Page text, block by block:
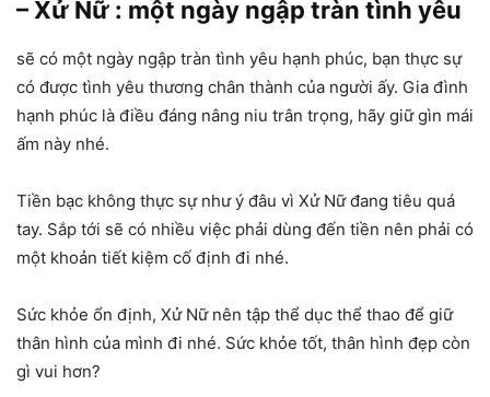
– Xử Nữ : một ngày ngập tràn tình yêu
sẽ có một ngày ngập tràn tình yêu hạnh phúc, bạn thực sự
có được tình yêu thương chân thành của người ấy. Gia đình
hạnh phúc là điều đáng nâng niu trân trọng, hãy giữ gìn mái
ấm này nhé.
Tiền bạc không thực sự như ý đâu vì Xử Nữ đang tiêu quá
tay. Sắp tới sẽ có nhiều việc phải dùng đến tiền nên phải có
một khoản tiết kiệm cố định đi nhé.
Sức khỏe ổn định, Xử Nữ nên tập thể dục thể thao để giữ
thân hình của mình đi nhé. Sức khỏe tốt, thân hình đẹp còn
gì vui hơn?